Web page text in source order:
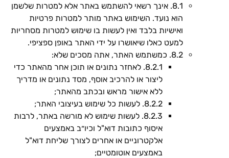
8.1. אינך רשאי להשתמש באתר אלא למטרות שלשמן
הוא נועד. השימוש באתר מותר למטרות פרטיות
ואישיות בלבד ואין לעשות בו שימוש למטרות מסחריות
למעט כאלו שיאושרו על ידי האתר באופן ספציפי.
8.2. כמשתמש האתר, אתה מסכים שלא:
8.2.1. לאחזר נתונים או תוכן אחר מהאתר כדי
ליצור או להרכיב אוסף, מסד נתונים או מדריך
ללא אישור מראש ובכתב מהאתר;
8.2.2. לעשות כל שימוש בעיצובי האתר;
8.2.3. לעשות שימוש לא מורשה באתר, לרבות
איסוף כתובות דוא"ל וכיו״ב באמצעים
אלקטרוניים או אחרים לצורך שליחת דוא"ל
באמצעים אוטומטיים;